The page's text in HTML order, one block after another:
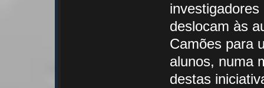
deslocam às
Camões para
alunos, numa
destas